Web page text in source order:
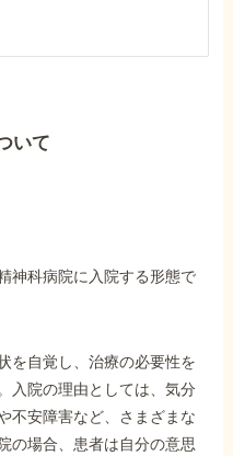
する
いて
神科病院に入院する形態で
を自覚し、治療の必要性を
入院の理由としては、気分
不安障害など、さまざまな
の場合、患者は自分の意思